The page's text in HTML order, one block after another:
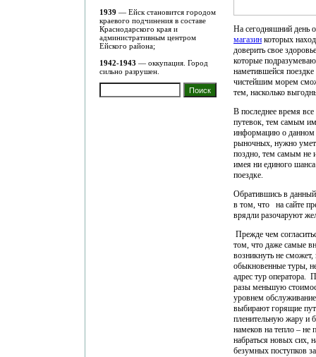
1939 — Ейск становится городом
краевого подчинения в составе
Краснодарского края и
административным центром
Ейского района;
1942-1943 — оккупация. Город
сильно разрушен.
На сегодняшний день
магазин которых
доверить свое
которые
наметившейся
чистейшим морем
тем, насколько
В последнее время
путевок, тем самым
информацию о
рыночных, нужно
поздно, тем самым не
имея ни единого
поездке.
Обратившись в
в том, что на сайте
врядли разочаруют
Прежде чем
том, что даже самые
возникнуть не
обыкновенные туры,
адрес тур оператора.
разы меньшую
уровнем
выбирают горящие
пленительную жару и
намеков на тепло –
набраться новых сих,
безумных поступков